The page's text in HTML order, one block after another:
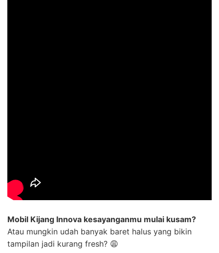
Mobil Kijang Innova kesayanganmu mulai kusam?
Atau mungkin udah banyak baret halus yang bikin
tampilan jadi kurang fresh? 😩